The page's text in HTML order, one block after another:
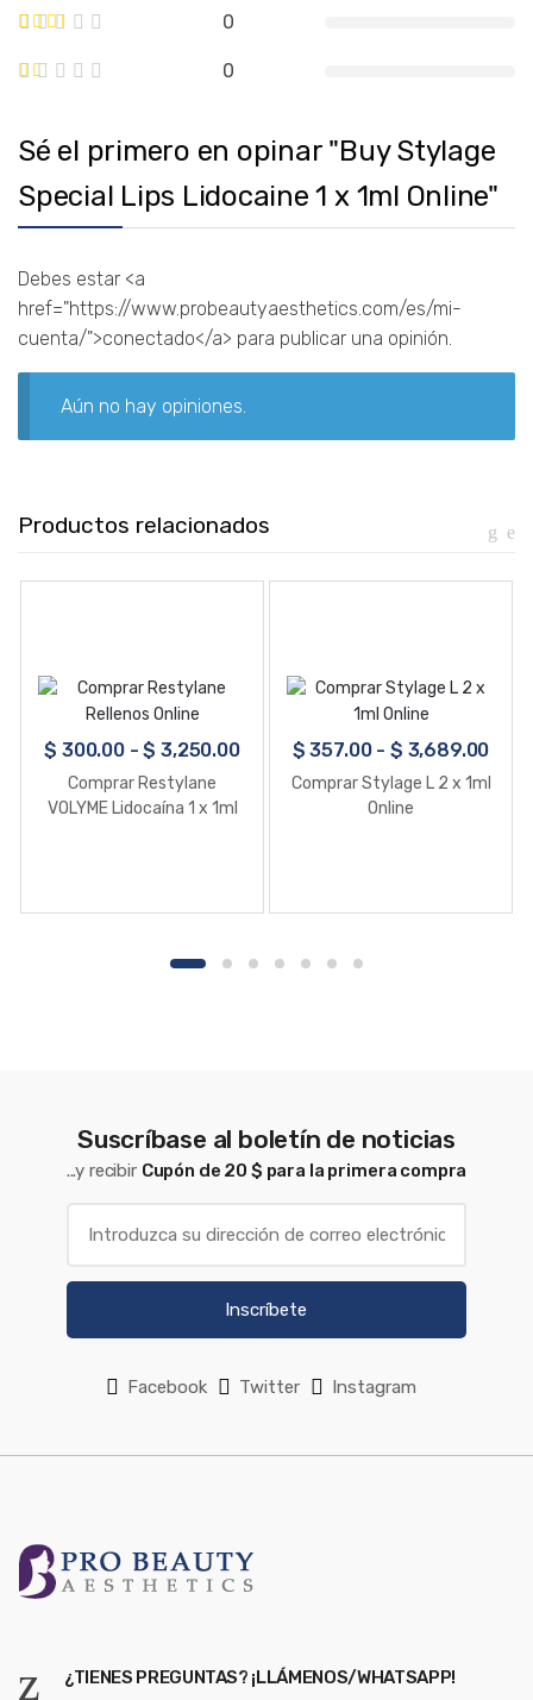
0
0
Sé el primero en opinar "Buy Stylage
Special Lips Lidocaine 1 x 1ml Online"
Debes estar <a
href="https://www.probeautyaesthetics.com/es/mi-
cuenta/">conectado</a> para publicar una opinión.
Aún no hay opiniones.
Productos relacionados
$ 300.00-$ 3,250.00
Comprar Restylane
VOLYME Lidocaína 1 x 1ml
$ 357.00- $ 3,689.00
Comprar Stylage L 2 x 1ml
Online
Suscríbase al boletín de noticias
...y recibir Cupón de 20 $ para la primera compra
Inscríbete
Facebook Twitter Instagram
¿TIENES PREGUNTAS? ¡LLÁMENOS/WHATSAPP!